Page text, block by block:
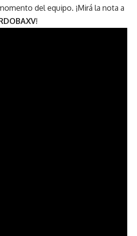
del equipo. ¡Mirá la nota a
!